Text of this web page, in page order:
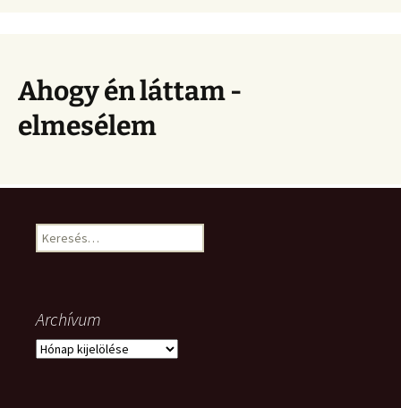
Ahogy én láttam -
elmesélem
Keresés:
Archívum
Archívum